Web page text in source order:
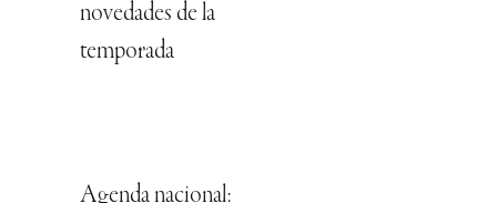
novedades de la
temporada
Agenda nacional: